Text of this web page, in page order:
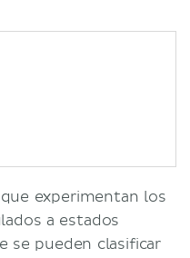
experimentan los
a estados
se pueden clasificar